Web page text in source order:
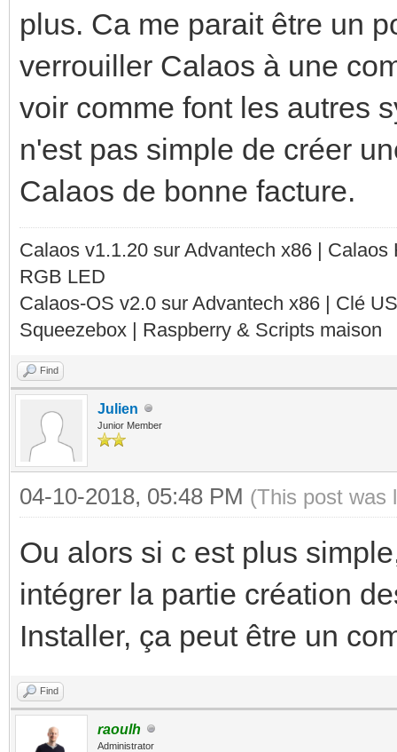
plus. Ca me parait être un
verrouiller Calaos à une
voir comme font les autres
n'est pas simple de créer
Calaos de bonne facture.
Calaos v1.1.20 sur Advantech x86 |
RGB LED
Calaos-OS v2.0 sur Advantech x86 | Clé
Squeezebox | Raspberry & Scripts maison
Find
Julien
Junior Member
04-10-2018, 05:48 PM (This post was
Ou alors si c est plus
intégrer la partie création
Installer, ça peut être un
Find
raoulh
Administrator